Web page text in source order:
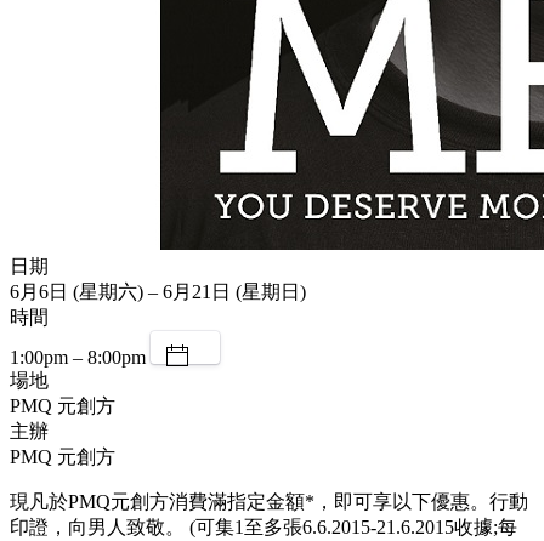
日期
6月6日 (星期六) – 6月21日 (星期日)
時間
1:00pm – 8:00pm
場地
PMQ 元創方
主辦
PMQ 元創方
現凡於PMQ元創方消費滿指定金額*，即可享以下優惠。行動
印證，向男人致敬。 (可集1至多張6.6.2015-21.6.2015收據;每